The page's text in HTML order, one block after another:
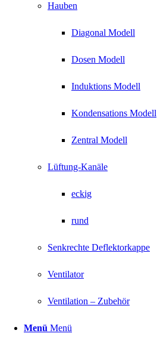
Hauben
Diagonal Modell
Dosen Modell
Induktions Modell
Kondensations Modell
Zentral Modell
Lüftung-Kanäle
eckig
rund
Senkrechte Deflektorkappe
Ventilator
Ventilation – Zubehör
Menü Menü